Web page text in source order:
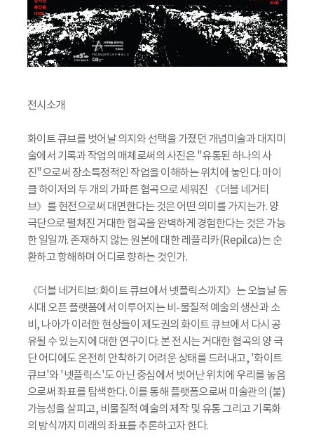
전시소개
화이트 큐브를 벗어날 의지와 선택을 가졌던 개념미술과 대지미
술에서 기록과 작업의 매체로써의 사진은 "유통된 하나의 사
진"으로써 장소특정적인 작업을 이해하는 위치에 놓인다. 마이
클 하이저의 두 개의 가파른 협곡으로 세워진 《더블 네거티
브》를 현전으로써 대면한다는 것은 어떤 의미를 가지는가. 양
극단으로 펼쳐진 거대한 협곡을 완벽하게 경험한다는 것은 가능
한 일일까. 존재하지 않는 원본에 대한 레플리카(Repilca)는 순
환하고 항해하며 어디로 향하는 것인가.
《더블 네거티브: 화이트 큐브에서 넷플릭스까지》는 오늘날 동
시대 오픈 플랫폼에서 이루어지는 비-물질적 예술의 생산과 소
비, 나아가 이러한 현상들이 제도권의 화이트 큐브에서 다시 공
유될 수 있는지에 대한 연구이다. 본 전시는 거대한 협곡의 양 극
단 어디에도 온전히 안착하기 어려운 상태를 드러내고, '화이트
큐브'와 '넷플릭스'도 아닌 중심에서 벗어난 위치에 우리를 놓음
으로써 좌표를 탐색한다. 이를 통해 플랫폼으로써 미술관의 (불)
가능성을 살피고, 비물질적 예술의 제작 및 유통 그리고 기록화
의 방식까지 미래의 좌표를 추론하고자 한다.